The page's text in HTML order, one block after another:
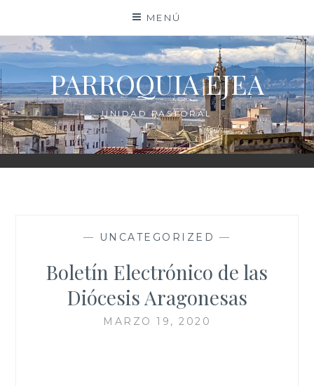
contenido
MENÚ
PARROQUIA EJEA
UNIDAD PASTORAL
— UNCATEGORIZED —
Boletín Electrónico de las
Diócesis Aragonesas
MARZO 19, 2020